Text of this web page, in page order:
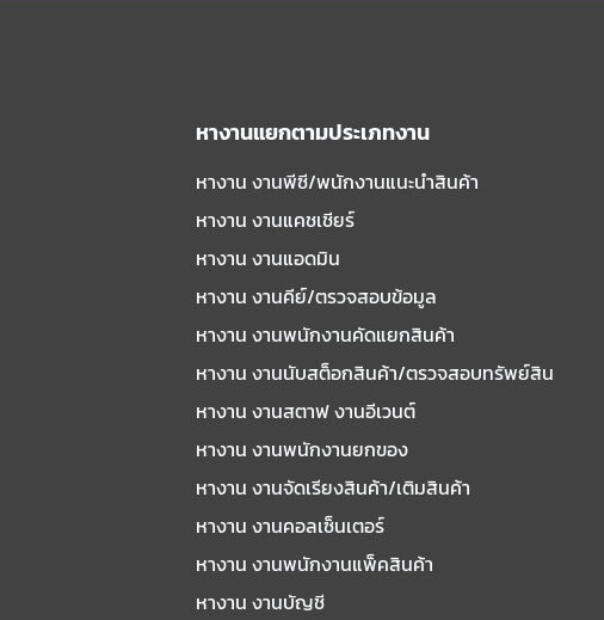
หางานแยกตามประเภทงาน
หางาน งานพีซี/พนักงานแนะนําสินค้า
หางาน งานแคชเชียร์
หางาน งานแอดมิน
หางาน งานคีย์/ตรวจสอบข้อมูล
หางาน งานพนักงานคัดแยกสินค้า
หางาน งานนับสต็อกสินค้า/ตรวจสอบทรัพย์สิน
หางาน งานสตาฟ งานอีเวนต์
หางาน งานพนักงานยกของ
หางาน งานจัดเรียงสินค้า/เติมสินค้า
หางาน งานคอลเซ็นเตอร์
หางาน งานพนักงานแพ็คสินค้า
หางาน งานบัญชี